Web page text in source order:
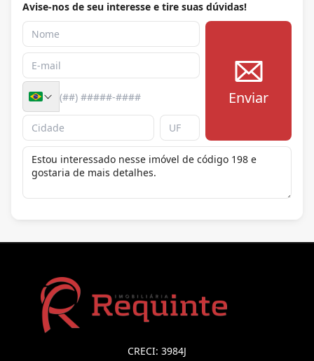
Avise-nos de seu interesse e tire suas dúvidas!
Enviar
CRECI: 3984J